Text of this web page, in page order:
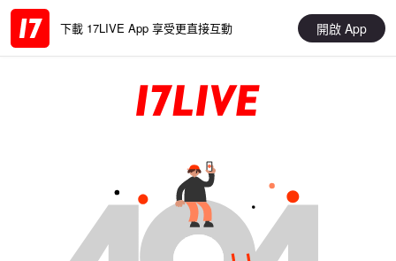
下載 17LIVE App 享受更直接互動 開啟 App